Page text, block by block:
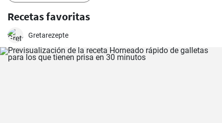
Recetas favoritas
Gretarezepte